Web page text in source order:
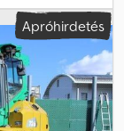
elöl és
Gép
gyorscserélő
Crodpfx Aksy
A változtatások,
Apróhirdetés